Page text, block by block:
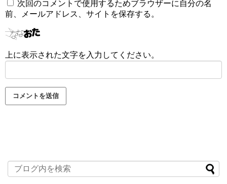
次回のコメントで使用するためブラウザーに自分の名
前、メールアドレス、サイトを保存する。
上に表示された文字を入力してください。